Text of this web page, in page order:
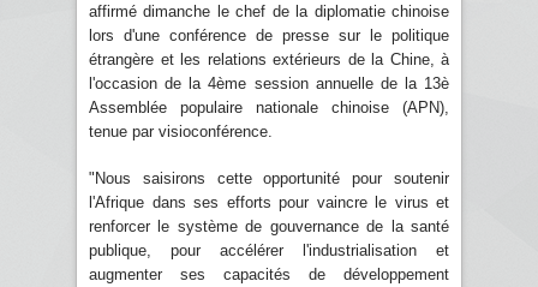
affirmé dimanche le chef de la diplomatie chinoise
lors d'une conférence de presse sur le politique
étrangère et les relations extérieurs de la Chine, à
l'occasion de la 4ème session annuelle de la 13è
Assemblée populaire nationale chinoise (APN),
tenue par visioconférence.
"Nous saisirons cette opportunité pour soutenir
l'Afrique dans ses efforts pour vaincre le virus et
renforcer le système de gouvernance de la santé
publique, pour accélérer l'industrialisation et
augmenter ses capacités de développement